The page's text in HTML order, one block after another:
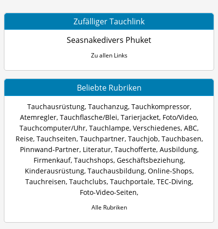
Zufälliger Tauchlink
Seasnakedivers Phuket
Zu allen Links
Beliebte Rubriken
Tauchausrüstung, Tauchanzug, Tauchkompressor,
Atemregler, Tauchflasche/Blei, Tarierjacket, Foto/Video,
Tauchcomputer/Uhr, Tauchlampe, Verschiedenes, ABC,
Reise, Tauchseiten, Tauchpartner, Tauchjob, Tauchbasen,
Pinnwand-Partner, Literatur, Tauchofferte, Ausbildung,
Firmenkauf, Tauchshops, Geschäftsbeziehung,
Kinderausrüstung, Tauchausbildung, Online-Shops,
Tauchreisen, Tauchclubs, Tauchportale, TEC-Diving,
Foto-Video-Seiten,
Alle Rubriken